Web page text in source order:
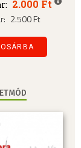
2.000 Ft
2.500 Ft